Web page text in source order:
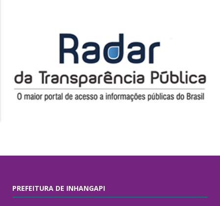
PREFEITURA DE INHANGAPI